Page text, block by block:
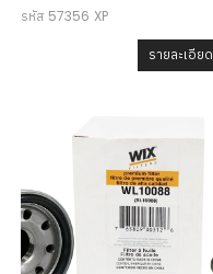
57356 XP
รหัส 57356 XP
รายละเอียด